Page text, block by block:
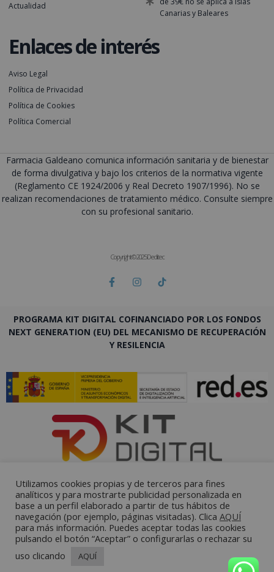
Actualidad
Canarias y Baleares
Enlaces de interés
Aviso Legal
Política de Privacidad
Política de Cookies
Política Comercial
Farmacia Galdeano comunica información sanitaria y de bienestar
de forma divulgativa y bajo los criterios de la normativa vigente
(Reglamento CE 1924/2006 y Real Decreto 1907/1996). No se
realizan recomendaciones de tratamiento médico. Consulte siempre
con su profesional sanitario.
Copyright © 2025 Deditec
PROGRAMA KIT DIGITAL COFINANCIADO POR LOS FONDOS
NEXT GENERATION (EU) DEL MECANISMO DE RECUPERACIÓN
Y RESILENCIA
Utilizamos cookies propias y de terceros para fines
analíticos y para mostrarte publicidad personalizada en
base a un perfil elaborado a partir de tus hábitos de
navegación (por ejemplo, páginas visitadas). Clica AQUÍ
para más información. Puedes aceptar todas las cookies
pulsando el botón “Aceptar” o configurarlas o rechazar su
uso clicando
AQUÍ